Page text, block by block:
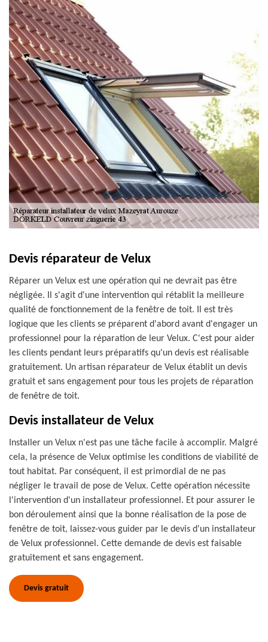
Devis réparateur de Velux
Réparer un Velux est une opération qui ne devrait pas être
négligée. Il s'agit d'une intervention qui rétablit la meilleure
qualité de fonctionnement de la fenêtre de toit. Il est très
logique que les clients se préparent d'abord avant d'engager un
professionnel pour la réparation de leur Velux. C'est pour aider
les clients pendant leurs préparatifs qu'un devis est réalisable
gratuitement. Un artisan réparateur de Velux établit un devis
gratuit et sans engagement pour tous les projets de réparation
de fenêtre de toit.
Devis installateur de Velux
Installer un Velux n'est pas une tâche facile à accomplir. Malgré
cela, la présence de Velux optimise les conditions de viabilité de
tout habitat. Par conséquent, il est primordial de ne pas
négliger le travail de pose de Velux. Cette opération nécessite
l'intervention d'un installateur professionnel. Et pour assurer le
bon déroulement ainsi que la bonne réalisation de la pose de
fenêtre de toit, laissez-vous guider par le devis d'un installateur
de Velux professionnel. Cette demande de devis est faisable
gratuitement et sans engagement.
Devis gratuit